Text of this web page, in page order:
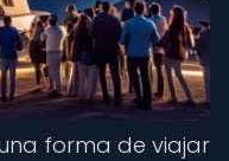
forma de viajar